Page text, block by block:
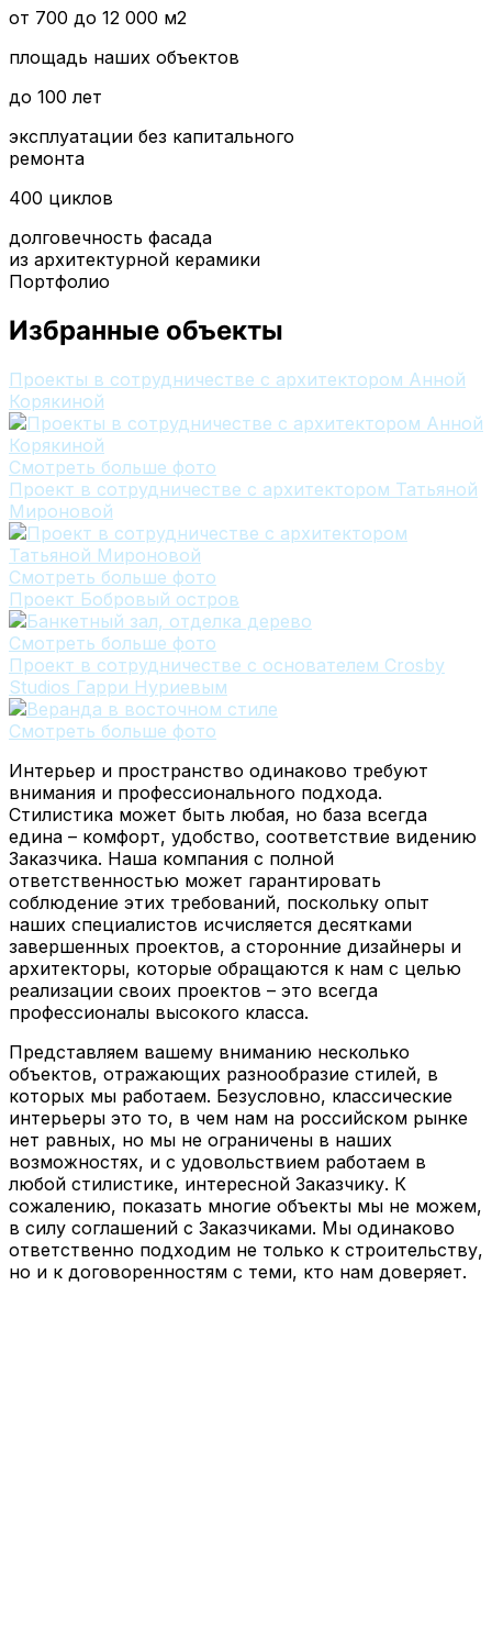
от 700 до 12 000 м2
площадь наших объектов
до 100 лет
эксплуатации без капитального
ремонта
400 циклов
долговечность фасада
из архитектурной керамики
Портфолио
Избранные объекты
Проекты в сотрудничестве с архитектором Анной
Корякиной
Смотреть больше фото
Проект в сотрудничестве с архитектором Татьяной
Мироновой
Смотреть больше фото
Проект Бобровый остров
Смотреть больше фото
Проект в сотрудничестве с основателем Crosby
Studios Гарри Нуриевым
Смотреть больше фото
Интерьер и пространство одинаково требуют
внимания и профессионального подхода.
Стилистика может быть любая, но база всегда
едина – комфорт, удобство, соответствие видению
Заказчика. Наша компания с полной
ответственностью может гарантировать
соблюдение этих требований, поскольку опыт
наших специалистов исчисляется десятками
завершенных проектов, а сторонние дизайнеры и
архитекторы, которые обращаются к нам с целью
реализации своих проектов – это всегда
профессионалы высокого класса.
Представляем вашему вниманию несколько
объектов, отражающих разнообразие стилей, в
которых мы работаем. Безусловно, классические
интерьеры это то, в чем нам на российском рынке
нет равных, но мы не ограничены в наших
возможностях, и с удовольствием работаем в
любой стилистике, интересной Заказчику. К
сожалению, показать многие объекты мы не можем,
в силу соглашений с Заказчиками. Мы одинаково
ответственно подходим не только к строительству,
но и к договоренностям с теми, кто нам доверяет.